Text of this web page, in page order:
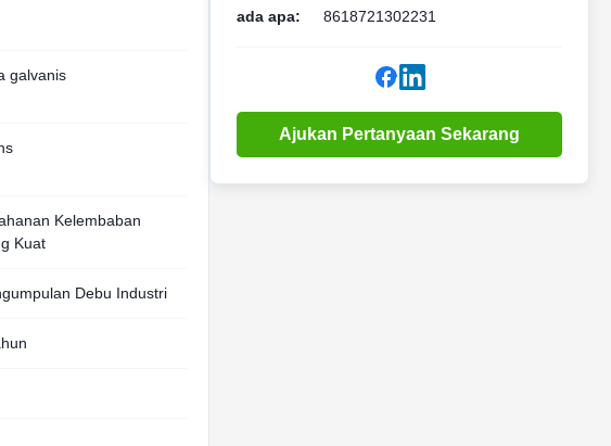
galvanis
Kelembaban
Kuat
Debu Industri
ada apa:
8618721302231
Ajukan Pertanyaan Sekarang